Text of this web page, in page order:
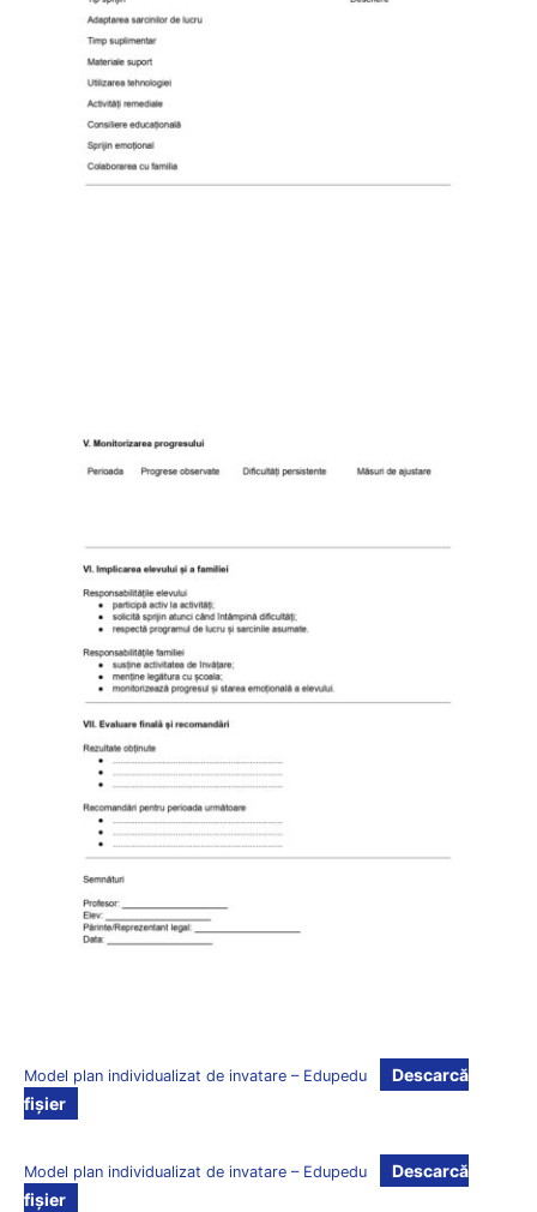
Model plan individualizat de invatare – Edupedu
Descarcă
fișier
Model plan individualizat de invatare – Edupedu
Descarcă
fișier